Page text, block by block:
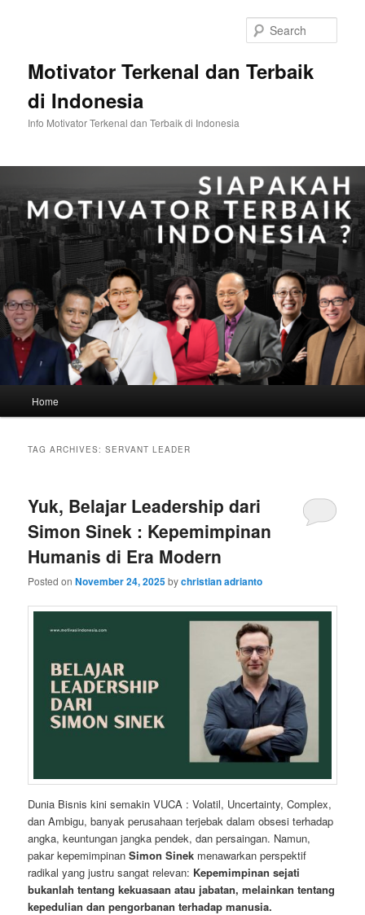
Motivator Terkenal dan Terbaik
di Indonesia
Info Motivator Terkenal dan Terbaik di Indonesia
Home
TAG ARCHIVES:SERVANT LEADER
Yuk, Belajar Leadership dari
Simon Sinek : Kepemimpinan
Humanis di Era Modern
Posted onNovember 24, 2025bychristian adrianto
Dunia Bisnis kini semakin VUCA : Volatil, Uncertainty, Complex,
dan Ambigu, banyak perusahaan terjebak dalam obsesi terhadap
angka, keuntungan jangka pendek, dan persaingan. Namun,
pakar kepemimpinanSimon Sinek menawarkan perspektif
radikal yang justru sangat relevan: Kepemimpinan sejati
bukanlah tentang kekuasaan atau jabatan, melainkan tentang
kepedulian dan pengorbanan terhadap manusia.